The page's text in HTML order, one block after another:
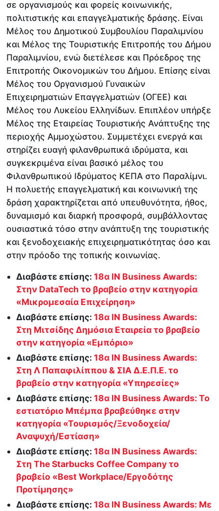
σε οργανισμούς και φορείς κοινωνικής,
πολιτιστικής και επαγγελματικής δράσης. Είναι
Μέλος του Δημοτικού Συμβουλίου Παραλιμνίου
και Μέλος της Τουριστικής Επιτροπής του Δήμου
Παραλιμνίου, ενώ διετέλεσε και Πρόεδρος της
Επιτροπής Οικονομικών του Δήμου. Επίσης είναι
Μέλος του Οργανισμού Γυναικών
Επιχειρηματιών Επαγγελματιών (ΟΓΕΕ) και
Μέλος του Λυκείου Ελληνίδων. Επιπλέον υπήρξε
Μέλος της Εταιρείας Τουριστικής Ανάπτυξης της
περιοχής Αμμοχώστου. Συμμετέχει ενεργά και
στηρίζει ευαγή φιλανθρωπικά ιδρύματα, και
συγκεκριμένα είναι βασικό μέλος του
Φιλανθρωπικού Ιδρύματος ΚΕΠΑ στο Παραλίμνι.
Η πολυετής επαγγελματική και κοινωνική της
δράση χαρακτηρίζεται από υπευθυνότητα, ήθος,
δυναμισμό και διαρκή προσφορά, συμβάλλοντας
ουσιαστικά τόσο στην ανάπτυξη της τουριστικής
και ξενοδοχειακής επιχειρηματικότητας όσο και
στην πρόοδο της τοπικής κοινωνίας.
Διαβάστε επίσης:18α IN Business Awards:
Στην DataTech το βραβείο στην κατηγορία
«Μικρομεσαία Επιχείρηση»
Διαβάστε επίσης:18α IN Business Awards:
Στη Μιτσίδης Δημόσια Εταιρεία το βραβείο
στην κατηγορία «Εμπόριο»
Διαβάστε επίσης:18α IN Business Awards:
Στη Λ Παπαφιλίππου & ΣΙΑ Δ.Ε.Π.Ε. το
βραβείο στην κατηγορία «Υπηρεσίες»
Διαβάστε επίσης:18α IN Business Awards: Το
εστιατόριο Μπέμπα βραβεύθηκε στην
κατηγορία «Τουρισμός/Ξενοδοχεία/
Αναψυχή/Εστίαση»
Διαβάστε επίσης:18α IN Business Awards:
Στη The Starbucks Coffee Company το
βραβείο «Best Workplace/Εργοδότης
Προτίμησης»
Διαβάστε επίσης:18α IN Business Awards: Με